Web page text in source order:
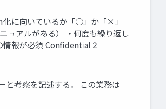
化に向いているか「○」か「×」
ュアルがある） ・何度も繰り返し
情報が必須 Confidential 2
と考察を記述する。 この業務は